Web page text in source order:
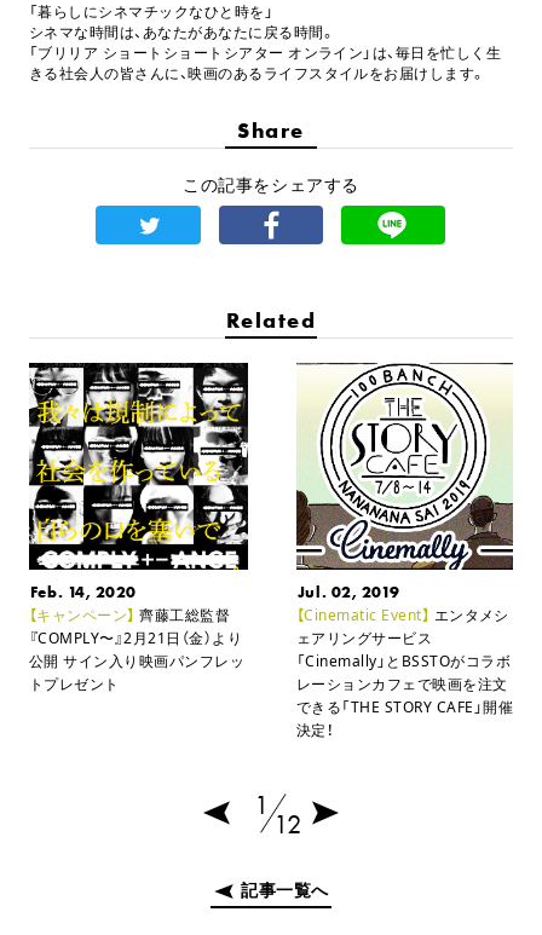
「暮らしにシネマチックなひと時を」
シネマな時間は、あなたがあなたに戻る時間。
「ブリリア ショートショートシアター オンライン」は、毎日を忙しく生
きる社会人の皆さんに、映画のあるライフスタイルをお届けします。
Share
この記事をシェアする
Related
Feb. 14, 2020
【キャンペーン】 齊藤工総監督
『COMPLY〜』2月21日（金）より
公開サイン入り映画パンフレッ
トプレゼント
Jul. 02, 2019
【Cinematic Event】 エンタメシ
ェアリングサービス
「Cinemally」とBSSTOがコラボ
レーションカフェで映画を注文
できる「THE STORY CAFE」開催
決定！
1
12
記事一覧へ